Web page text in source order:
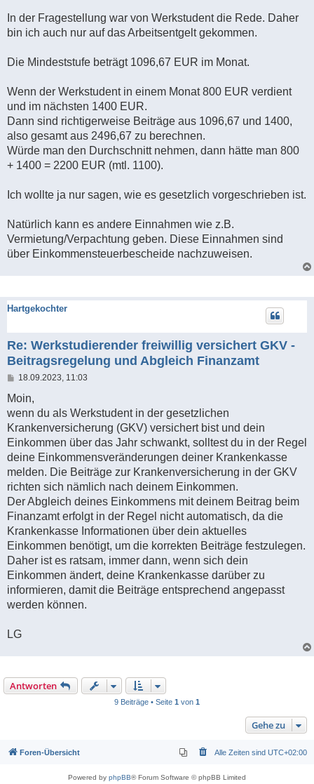
In der Fragestellung war von Werkstudent die Rede. Daher
bin ich auch nur auf das Arbeitsentgelt gekommen.
Die Mindeststufe beträgt 1096,67 EUR im Monat.
Wenn der Werkstudent in einem Monat 800 EUR verdient
und im nächsten 1400 EUR.
Dann sind richtigerweise Beiträge aus 1096,67 und 1400,
also gesamt aus 2496,67 zu berechnen.
Würde man den Durchschnitt nehmen, dann hätte man 800
+ 1400 = 2200 EUR (mtl. 1100).
Ich wollte ja nur sagen, wie es gesetzlich vorgeschrieben ist.
Natürlich kann es andere Einnahmen wie z.B.
Vermietung/Verpachtung geben. Diese Einnahmen sind
über Einkommensteuerbescheide nachzuweisen.
Hartgekochter
Re: Werkstudierender freiwillig versichert GKV -
Beitragsregelung und Abgleich Finanzamt
B
i
r
a
g
18.09.2023, 11:03
Moin,
wenn du als Werkstudent in der gesetzlichen
Krankenversicherung (GKV) versichert bist und dein
Einkommen über das Jahr schwankt, solltest du in der Regel
deine Einkommensveränderungen deiner Krankenkasse
melden. Die Beiträge zur Krankenversicherung in der GKV
richten sich nämlich nach deinem Einkommen.
Der Abgleich deines Einkommens mit deinem Beitrag beim
Finanzamt erfolgt in der Regel nicht automatisch, da die
Krankenkasse Informationen über dein aktuelles
Einkommen benötigt, um die korrekten Beiträge festzulegen.
Daher ist es ratsam, immer dann, wenn sich dein
Einkommen ändert, deine Krankenkasse darüber zu
informieren, damit die Beiträge entsprechend angepasst
werden können.
LG
Antworten
9 Beiträge • Seite 1 von 1
Gehe zu
Foren-Übersicht Alle Zeiten sind UTC+02:00
Powered by phpBB® Forum Software © phpBB Limited